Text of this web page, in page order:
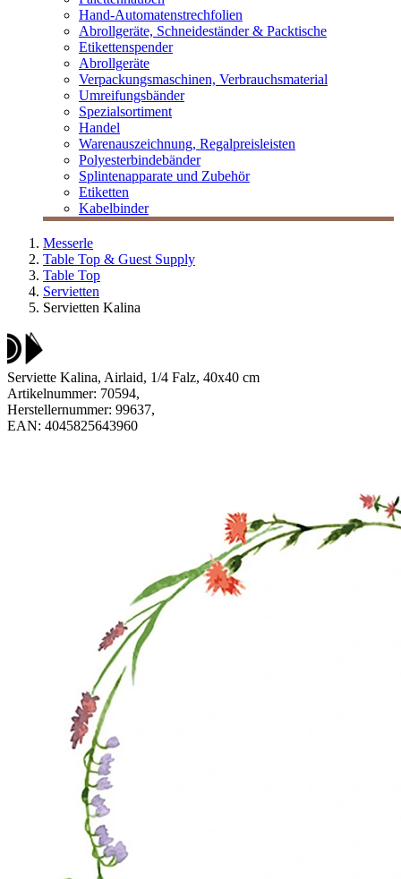
Hand-Automatenstrechfolien
Abrollgeräte, Schneideständer & Packtische
Etikettenspender
Abrollgeräte
Verpackungsmaschinen, Verbrauchsmaterial
Umreifungsbänder
Spezialsortiment
Handel
Warenauszeichnung, Regalpreisleisten
Polyesterbindebänder
Splintenapparate und Zubehör
Etiketten
Kabelbinder
Messerle
Table Top & Guest Supply
Table Top
Servietten
Servietten Kalina
Serviette Kalina, Airlaid, 1/4 Falz, 40x40 cm
Artikelnummer: 70594,
Herstellernummer: 99637,
EAN: 4045825643960